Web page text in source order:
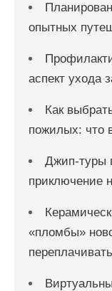
опытных
аспект ухода
Как
пожилых: что
Джип-туры
приключение
«пломбы»